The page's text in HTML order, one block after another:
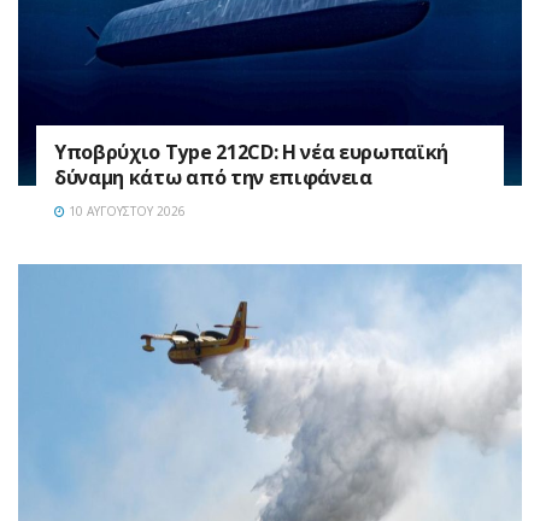
Υποβρύχιο Type 212CD: Η νέα ευρωπαϊκή
δύναμη κάτω από την επιφάνεια
10 ΑΥΓΟΎΣΤΟΥ 2026